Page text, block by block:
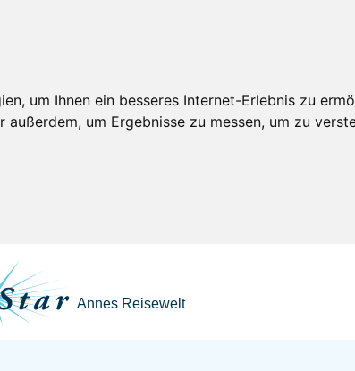
um Ihnen ein besseres Internet-Erlebnis zu
um Ergebnisse zu messen, um zu
Annes Reisewelt